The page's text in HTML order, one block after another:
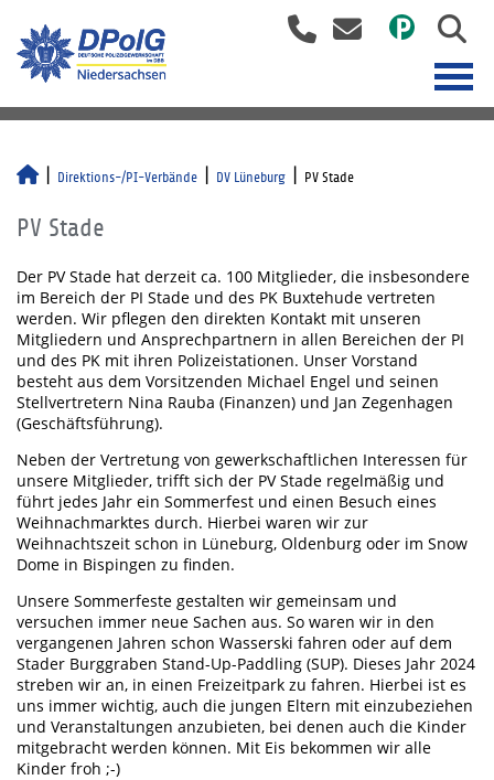
Direktions-/PI-Verbände DV Lüneburg PV Stade
PV Stade
Der PV Stade hat derzeit ca. 100 Mitglieder, die insbesondere
im Bereich der PI Stade und des PK Buxtehude vertreten
werden. Wir pflegen den direkten Kontakt mit unseren
Mitgliedern und Ansprechpartnern in allen Bereichen der PI
und des PK mit ihren Polizeistationen. Unser Vorstand
besteht aus dem Vorsitzenden Michael Engel und seinen
Stellvertretern Nina Rauba (Finanzen) und Jan Zegenhagen
(Geschäftsführung).
Neben der Vertretung von gewerkschaftlichen Interessen für
unsere Mitglieder, trifft sich der PV Stade regelmäßig und
führt jedes Jahr ein Sommerfest und einen Besuch eines
Weihnachmarktes durch. Hierbei waren wir zur
Weihnachtszeit schon in Lüneburg, Oldenburg oder im Snow
Dome in Bispingen zu finden.
Unsere Sommerfeste gestalten wir gemeinsam und
versuchen immer neue Sachen aus. So waren wir in den
vergangenen Jahren schon Wasserski fahren oder auf dem
Stader Burggraben Stand-Up-Paddling (SUP). Dieses Jahr 2024
streben wir an, in einen Freizeitpark zu fahren. Hierbei ist es
uns immer wichtig, auch die jungen Eltern mit einzubeziehen
und Veranstaltungen anzubieten, bei denen auch die Kinder
mitgebracht werden können. Mit Eis bekommen wir alle
Kinder froh ;-)